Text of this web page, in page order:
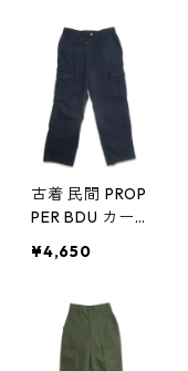
ック 表記：L
gd409575n w6
0530
古着 民間 PROP
PER BDU カー
ビー 表記：W3
20n w60318
¥4,650